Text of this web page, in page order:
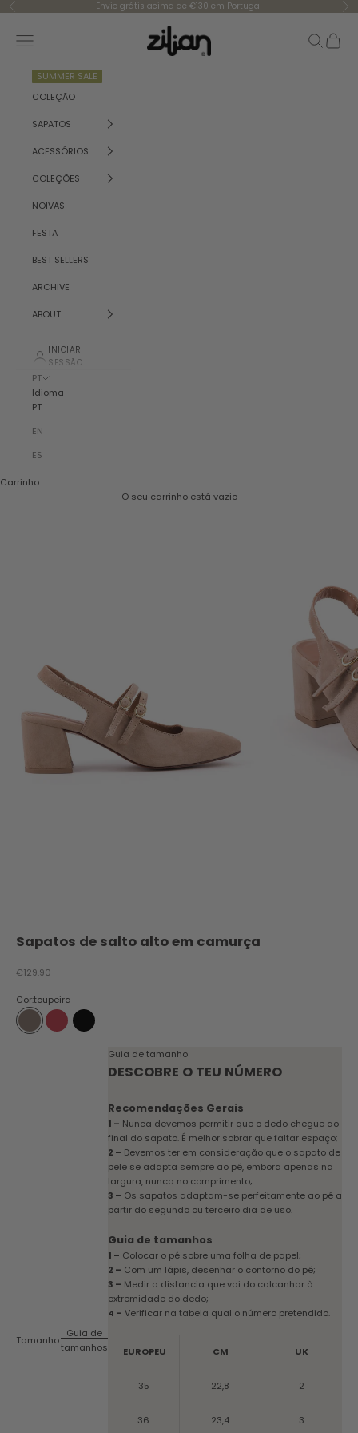
Saltar para o conteúdo
Anterior Envio grátis acima de €130 em Portugal
Zilian
Menu Pesquisar
SUMMER SALE
COLEÇÃO
SAPATOS
ACESSÓRIOS
COLEÇÕES
NOIVAS
FESTA
BEST SELLERS
ARCHIVE
ABOUT
INICIAR
SESSÃO
PT
Idioma
PT
EN
ES
Carrinho
O seu carrinho está vazio
Sapatos de salto alto em camurça
Preço promocional
€129.90
Cor:toupeira
toupeiravermelhopreto
Tamanho:
Guia de
tamanhos
Guia de tamanho
DESCOBRE O TEU NÚMERO
Recomendações Gerais
1 – Nunca devemos permitir que o dedo chegue ao
final do sapato. É melhor sobrar que faltar espaço;
2 – Devemos ter em consideração que o sapato de
pele se adapta sempre ao pé, embora apenas na
largura, nunca no comprimento;
3 – Os sapatos adaptam-se perfeitamente ao pé a
partir do segundo ou terceiro dia de uso.
Guia de tamanhos
1 – Colocar o pé sobre uma folha de papel;
2 – Com um lápis, desenhar o contorno do pé;
3 – Medir a distancia que vai do calcanhar à
extremidade do dedo;
4 – Verificar na tabela qual o número pretendido.
EUROPEU CM UK
35 22,8 2
36 23,4 3